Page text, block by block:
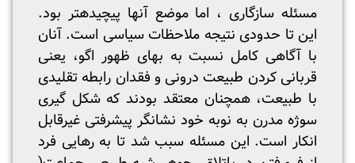
مسئله سازگاری ، اما موضع آنها پیچیده­تر بود.
این تا حدودی نتیجه ملاحظات سیاسی است. آنان
با آگاهی کامل نسبت به بهای ظهور اگو، یعنی
قربانی کردن طبیعت درونی و فقدان رابطه تقلیدی
با طبیعت، همچنان معتقد بودند که شکل گیری
سوژه مدرن به نوبه خود نشانگر پیشرفتی غیرقابل
انکار است. این مسئله سبب شد تا به رهایی فرد